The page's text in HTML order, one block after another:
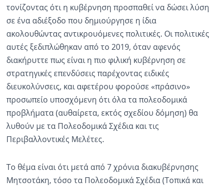
τονίζοντας ότι η κυβέρνηση προσπαθεί να δώσει λύση
σε ένα αδιέξοδο που δημιούργησε η ίδια
ακολουθώντας αντικρουόμενες πολιτικές. Οι πολιτικές
αυτές ξεδιπλώθηκαν από το 2019, όταν αφενός
διακήρυττε πως είναι η πιο φιλική κυβέρνηση σε
στρατηγικές επενδύσεις παρέχοντας ειδικές
διευκολύνσεις, και αφετέρου φορούσε «πράσινο»
προσωπείο υποσχόμενη ότι όλα τα πολεοδομικά
προβλήματα (αυθαίρετα, εκτός σχεδίου δόμηση) θα
λυθούν με τα Πολεοδομικά Σχέδια και τις
Περιβαλλοντικές Μελέτες.
Το θέμα είναι ότι μετά από 7 χρόνια διακυβέρνησης
Μητσοτάκη, τόσο τα Πολεοδομικά Σχέδια (Τοπικά και